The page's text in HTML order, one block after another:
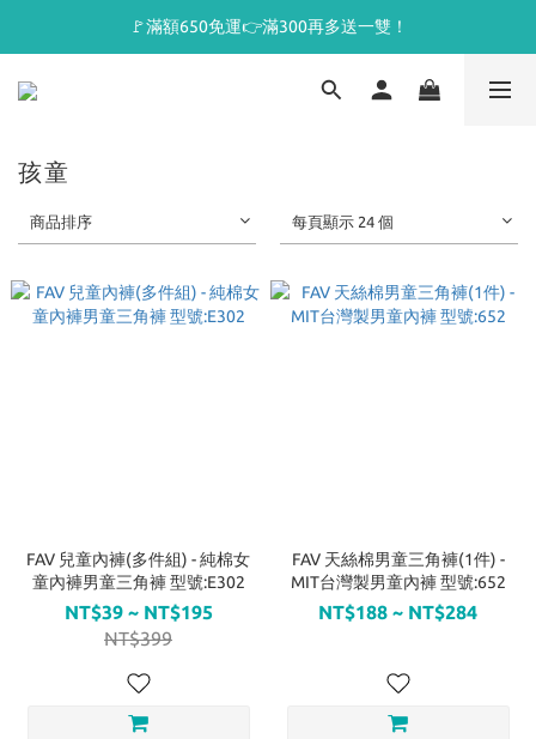
🚩滿額650免運👉滿300再多送一雙！
孩童
商品排序 每頁顯示 24 個
FAV 兒童內褲(多件組) - 純棉女
童內褲男童三角褲 型號:E302
NT$39 ~ NT$195
NT$399
FAV 天絲棉男童三角褲(1件) -
MIT台灣製男童內褲 型號:652
NT$188 ~ NT$284